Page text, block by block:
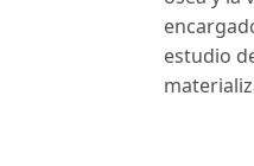
estudio